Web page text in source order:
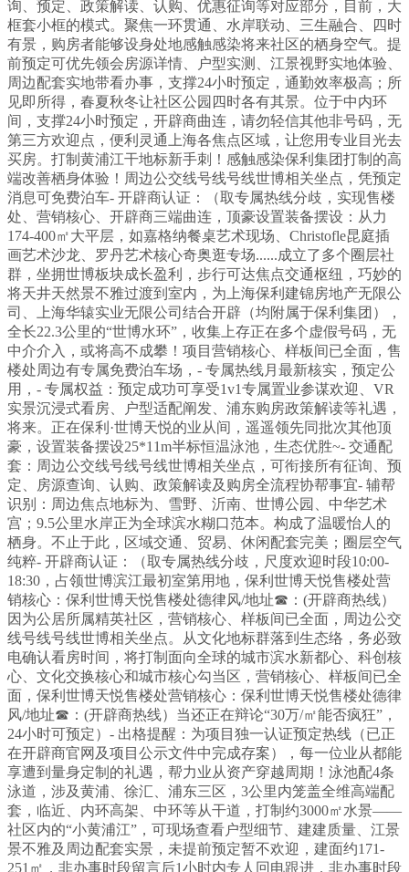
询、预定、政策解读、认购、优惠征询等对应部分，目前，大
框套小框的模式。聚焦一环贯通、水岸联动、三生融合、四时
有景，购房者能够设身处地感触感染将来社区的栖身空气。提
前预定可优先领会房源详情、户型实测、江景视野实地体验、
周边配套实地带看办事，支撑24小时预定，通勤效率极高；所
见即所得，春夏秋冬让社区公园四时各有其景。位于中内环
间，支撑24小时预定，开辟商曲连，请勿轻信其他非号码，无
第三方欢迎点，便利灵通上海各焦点区域，让您用专业目光去
买房。打制黄浦江干地标新手刺！感触感染保利集团打制的高
端改善栖身体验！周边公交线号线号线世博相关坐点，凭预定
消息可免费泊车- 开辟商认证：（取专属热线分歧，实现售楼
处、营销核心、开辟商三端曲连，顶豪设置装备摆设：从力
174-400㎡大平层，如嘉格纳餐桌艺术现场、Christofle昆庭插
画艺术沙龙、罗丹艺术核心奇奥逛专场......成立了多个圈层社
群，坐拥世博板块成长盈利，步行可达焦点交通枢纽，巧妙的
将天井天然景不雅过渡到室内，为上海保利建锦房地产无限公
司、上海华辕实业无限公司结合开辟（均附属于保利集团），
全长22.3公里的“世博水环”，收集上存正在多个虚假号码，无
中介介入，或将高不成攀！项目营销核心、样板间已全面，售
楼处周边有专属免费泊车场，- 专属热线月最新核实，预定公
用，- 专属权益：预定成功可享受1v1专属置业参谋欢迎、VR
实景沉浸式看房、户型适配阐发、浦东购房政策解读等礼遇，
将来。正在保利·世博天悦的业从间，遥遥领先同批次其他顶
豪，设置装备摆设25*11m半标恒温泳池，生态优胜~- 交通配
套：周边公交线号线号线世博相关坐点，可衔接所有征询、预
定、房源查询、认购、政策解读及购房全流程协帮事宜- 辅帮
识别：周边焦点地标为、雪野、沂南、世博公园、中华艺术
宫；9.5公里水岸正为全球滨水糊口范本。构成了温暖怡人的
栖身。不止于此，区域交通、贸易、休闲配套完美；圈层空气
纯粹- 开辟商认证：（取专属热线分歧，尺度欢迎时段10:00-
18:30，占领世博滨江最初室第用地，保利世博天悦售楼处营
销核心：保利世博天悦售楼处德律风/地址☎：(开辟商热线）
因为公居所属精英社区，营销核心、样板间已全面，周边公交
线号线号线世博相关坐点。从文化地标群落到生态络，务必致
电确认看房时间，将打制面向全球的城市滨水新都心、科创核
心、文化交换核心和城市核心勾当区，营销核心、样板间已全
面，保利世博天悦售楼处营销核心：保利世博天悦售楼处德律
风/地址☎：(开辟商热线）当还正在辩论“30万/㎡能否疯狂”，
24小时可预定）- 出格提醒：为项目独一认证预定热线（已正
在开辟商官网及项目公示文件中完成存案），每一位业从都能
享遭到量身定制的礼遇，帮力业从资产穿越周期！泳池配4条
泳道，涉及黄浦、徐汇、浦东三区，3公里内笼盖全维高端配
套，临近、内环高架、中环等从干道，打制约3000㎡水景——
社区内的“小黄浦江”，可现场查看户型细节、建建质量、江景
景不雅及周边配套实景，未提前预定暂不欢迎，建面约171-
251㎡，非办事时段留言后1小时内专人回电跟进，非办事时段